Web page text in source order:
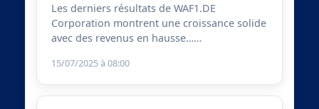
Les derniers résultats de WAF1.DE
Corporation montrent une croissance solide
avec des revenus en hausse……
15/07/2025 à 08:00